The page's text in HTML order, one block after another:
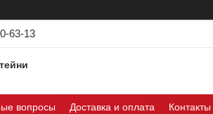
63-13
вопросы Доставка и оплата Контакты